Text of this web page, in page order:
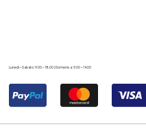
Lunedì – Sabato: 9.00 – 18.00 | Domenica: 9.00 – 14.00